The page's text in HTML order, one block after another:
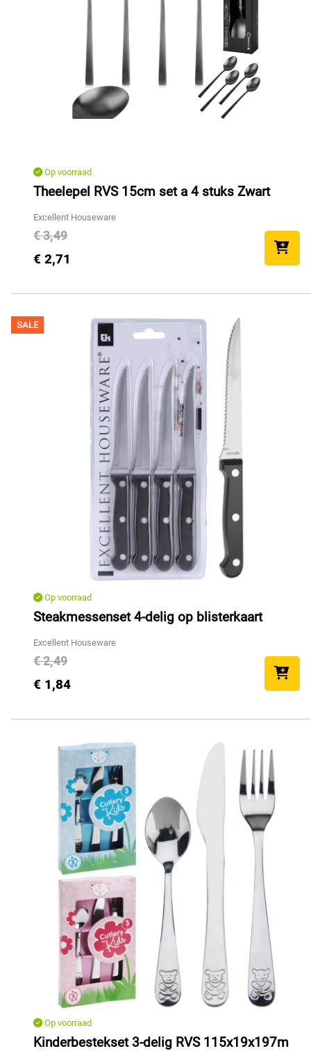
Op voorraad
Theelepel RVS 15cm set a 4 stuks Zwart
Excellent Houseware
€ 3,49
€ 2,71
SALE
Op voorraad
Steakmessenset 4-delig op blisterkaart
Excellent Houseware
€ 2,49
€ 1,84
Op voorraad
Kinderbestekset 3-delig RVS 115x19x197m